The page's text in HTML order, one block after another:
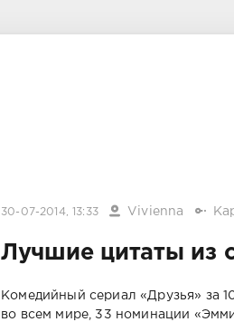
30-07-2014, 13:33 Vivienna
Лучшие цитаты из
Комедийный сериал «Друзья» за
во всем мире, 33 номинации